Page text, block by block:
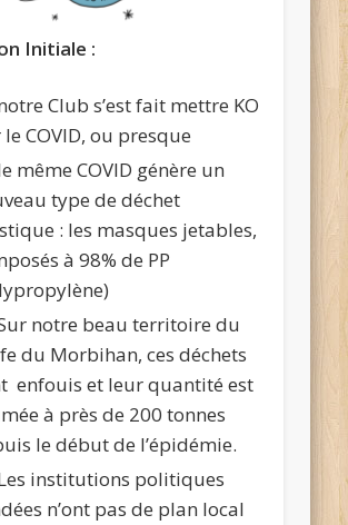
Initiale :
Club s’est fait mettre KO
COVID, ou presque
même COVID génère un
type de déchet
: les masques jetables,
à 98% de PP
notre beau territoire du
du Morbihan, ces déchets
enfouis et leur quantité est
à près de 200 tonnes
le début de l’épidémie.
institutions politiques
n’ont pas de plan local